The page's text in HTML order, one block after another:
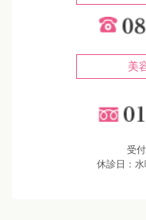
美
受
休診日：